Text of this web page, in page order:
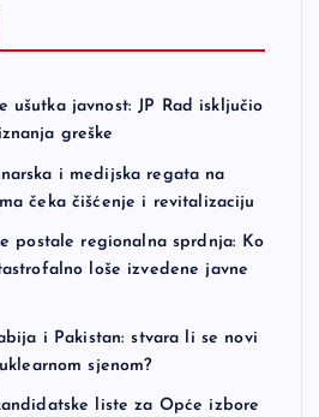
ušutka javnost: JP Rad isključio
greške
i medijska regata na
čeka čišćenje i revitalizaciju
postale regionalna sprdnja: Ko
loše izvedene javne
i Pakistan: stvara li se novi
sjenom?
liste za Opće izbore